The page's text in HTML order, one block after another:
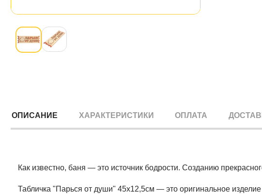
ОПИСАНИЕ ХАРАКТЕРИСТИКИ ОПЛАТА
Как известно, баня — это источник бодрости. Созданию
Табличка "Парься от души" 45х12,5см — это оригинальное